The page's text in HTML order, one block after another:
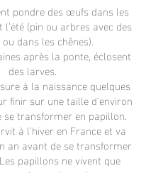
pondre des œufs dans les
(pin ou arbres avec des
dans les chênes).
après la ponte, éclosent
des larves.
à la naissance quelques
finir sur une taille d'environ
se transformer en papillon.
à l’hiver en France et va
an avant de se transformer
papillons ne vivent que